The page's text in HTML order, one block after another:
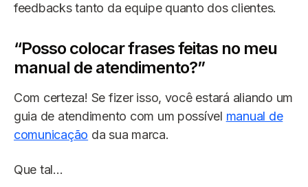
feedbacks tanto da equipe quanto dos clientes.
“Posso colocar frases feitas no meu
manual de atendimento?”
Com certeza! Se fizer isso, você estará aliando um
guia de atendimento com um possível manual de
comunicação da sua marca.
Que tal...